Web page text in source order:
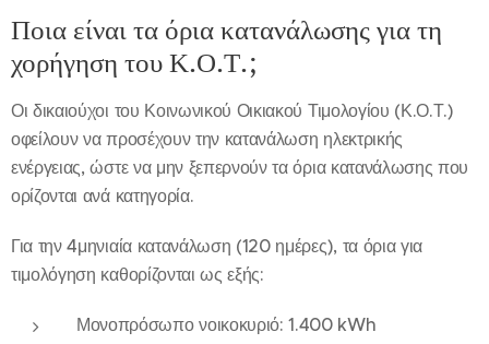
Ποια είναι τα όρια κατανάλωσης για τη
χορήγηση του Κ.Ο.Τ.;
Οι δικαιούχοι του Κοινωνικού Οικιακού Τιμολογίου (Κ.Ο.Τ.)
οφείλουν να προσέχουν την κατανάλωση ηλεκτρικής
ενέργειας, ώστε να μην ξεπερνούν τα όρια κατανάλωσης που
ορίζονται ανά κατηγορία.
Για την 4μηνιαία κατανάλωση (120 ημέρες), τα όρια για
τιμολόγηση καθορίζονται ως εξής:
Μονοπρόσωπο νοικοκυριό: 1.400 kWh